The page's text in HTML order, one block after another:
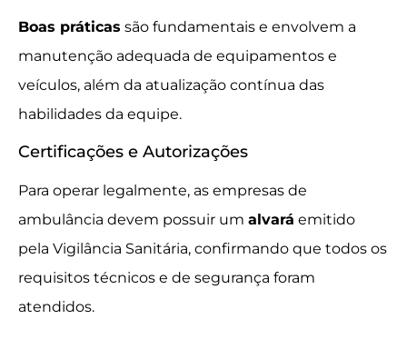
Boas práticas são fundamentais e envolvem a
manutenção adequada de equipamentos e
veículos, além da atualização contínua das
habilidades da equipe.
Certificações e Autorizações
Para operar legalmente, as empresas de
ambulância devem possuir um alvará emitido
pela Vigilância Sanitária, confirmando que todos os
requisitos técnicos e de segurança foram
atendidos.